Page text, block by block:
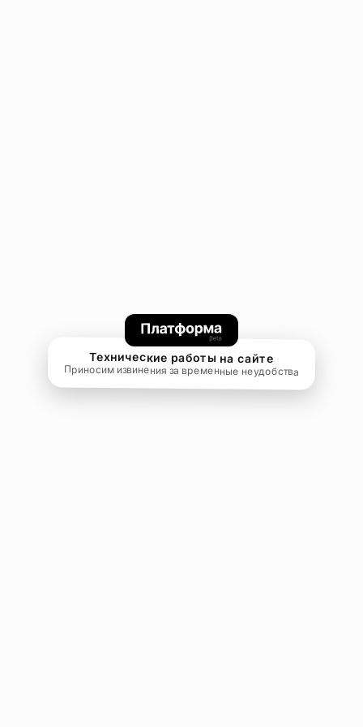
Технические работы на сайте
Приносим извинения за временные неудобства